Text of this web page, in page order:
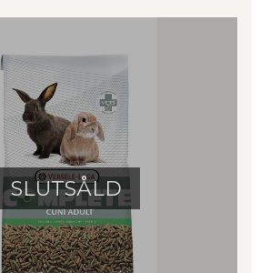
SLUTSÅLD